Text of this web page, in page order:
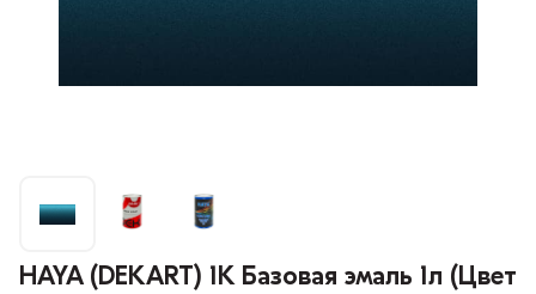
HAYA (DEKART) 1К Базовая эмаль 1л (Цвет